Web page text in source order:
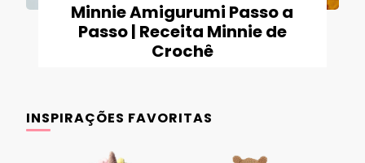
Minnie Amigurumi Passo a
Passo | Receita Minnie de
Crochê
INSPIRAÇÕES FAVORITAS